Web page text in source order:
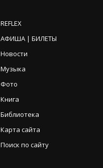
REFLEX
АФИША | БИЛЕТЫ
Новости
Музыка
Фото
Книга
Библиотека
Карта сайта
Поиск по сайту